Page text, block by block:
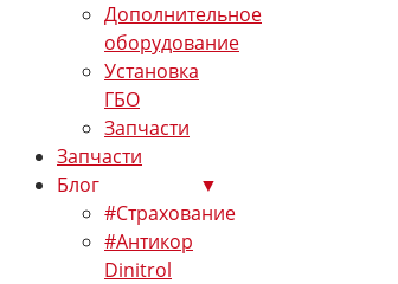
Дополнительное
оборудование
Установка
ГБО
Запчасти
Запчасти
Блог ▼
#Страхование
#Антикор
Dinitrol